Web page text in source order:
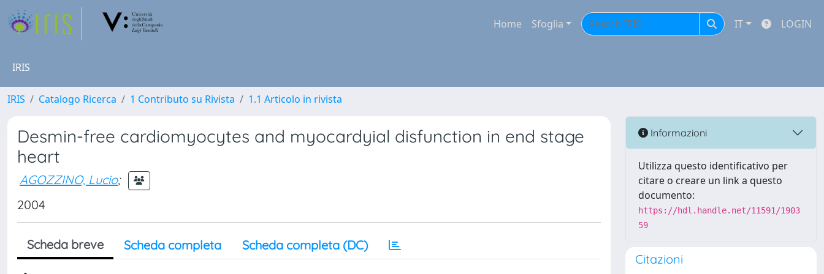
Home Sfoglia IT LOGIN
IRIS
IRIS Catalogo Ricerca 1 Contributo su Rivista 1.1 Articolo in rivista
Desmin-free cardiomyocytes and myocardyial disfunction in end stage
heart
AGOZZINO, Lucio;
2004
Scheda breve Scheda completa Scheda completa (DC)
Informazioni
Utilizza questo identificativo per
citare o creare un link a questo
documento:
https://hdl.handle.net/11591/1903
59
Citazioni